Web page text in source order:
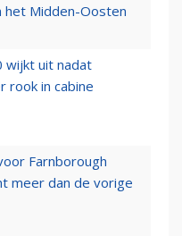
het Midden-Oosten
wijkt uit nadat
rook in cabine
Farnborough
meer dan de vorige